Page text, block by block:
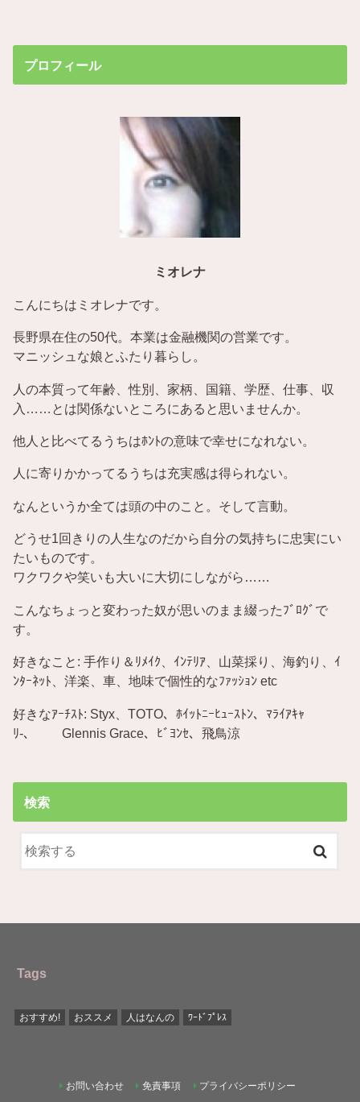
プロフィール
ミオレナ
こんにちはミオレナです。
長野県在住の50代。本業は金融機関の営業です。
マニッシュな娘とふたり暮らし。
人の本質って年齢、性別、家柄、国籍、学歴、仕事、収
入……とは関係ないところにあると思いませんか。
他人と比べてるうちはﾎﾝﾄの意味で幸せになれない。
人に寄りかかってるうちは充実感は得られない。
なんというか全ては頭の中のこと。そして言動。
どうせ1回きりの人生なのだから自分の気持ちに忠実にい
たいものです。
ワクワクや笑いも大いに大切にしながら……
こんなちょっと変わった奴が思いのまま綴ったﾌﾞﾛｸﾞで
す。
好きなこと: 手作り＆ﾘﾒｲｸ、ｲﾝﾃﾘｱ、山菜採り、海釣り、ｲ
ﾝﾀｰﾈｯﾄ、洋楽、車、地味で個性的なﾌｧｯｼｮﾝ etc
好きなｱｰﾁｽﾄ: Styx、TOTO、ﾎｲｯﾄﾆｰﾋｭｰｽﾄﾝ、ﾏﾗｲｱｷｬ
ﾘ-、 Glennis Grace、ﾋﾞﾖﾝｾ、飛鳥涼
検索
Tags
おすすめ! おススメ 人はなんの ﾜｰﾄﾞﾌﾟﾚｽ
お問い合わせ 免責事項 プライバシーポリシー